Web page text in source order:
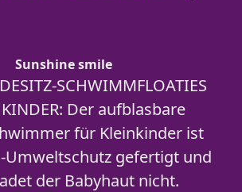
Sunshine smile
SCHWIMMFLOATIES
KINDER: Der aufblasbare
für Kleinkinder ist
Umweltschutz gefertigt und
der Babyhaut nicht.